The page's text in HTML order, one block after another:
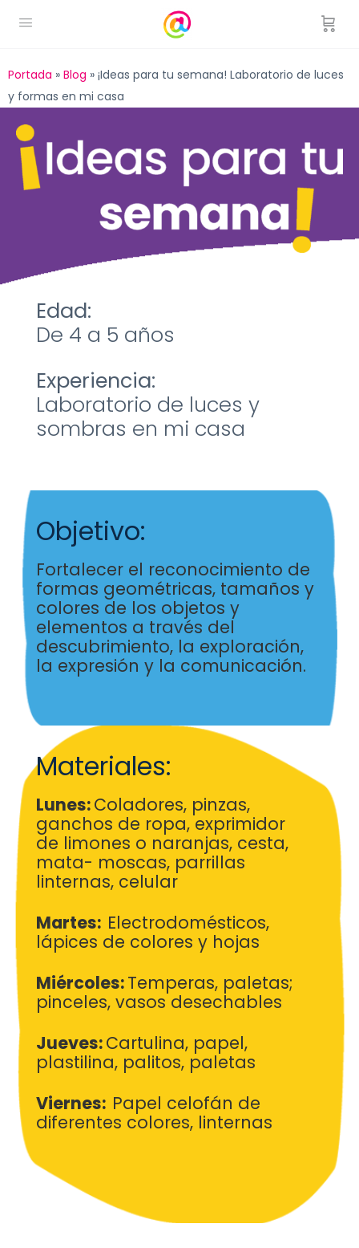
Portada » Blog » ¡Ideas para tu semana! Laboratorio de luces
y formas en mi casa
Edad:
De 4 a 5 años
Experiencia:
Laboratorio de luces y
sombras en mi casa
Objetivo:
Fortalecer el reconocimiento de
formas geométricas, tamaños y
colores de los objetos y
elementos a través del
descubrimiento, la exploración,
la expresión y la comunicación.
Materiales:
Lunes:Coladores, pinzas,
ganchos de ropa, exprimidor
de limones o naranjas, cesta,
mata- moscas, parrillas
linternas,
Martes: Electrodomésticos,
lápices de colores y hojas
Miércoles:Temperas, paletas;
pinceles, vasos desechables
Jueves:Cartulina, papel,
plastilina, palitos, paletas
Viernes: Papel celofán de
diferentes colores, linternas